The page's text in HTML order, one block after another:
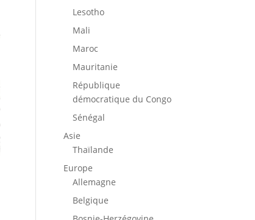
Lesotho
Mali
Maroc
Mauritanie
République
démocratique du Congo
Sénégal
Asie
Thaïlande
Europe
Allemagne
Belgique